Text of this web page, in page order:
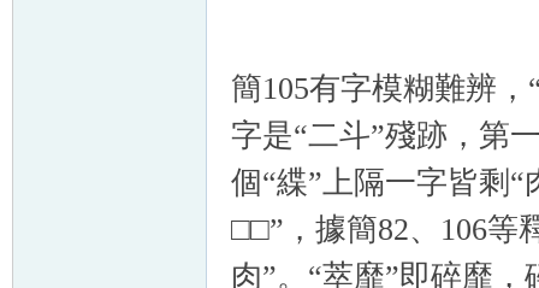
簡105有字模糊難辨
字是“二斗”殘跡，第
個“緤”上隔一字皆剩“
□□”，據簡82、106等
肉”。“萃靡”即碎靡